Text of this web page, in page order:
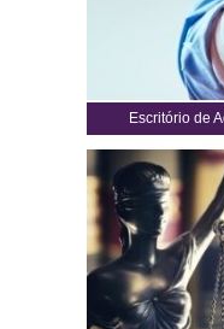
Escritório de